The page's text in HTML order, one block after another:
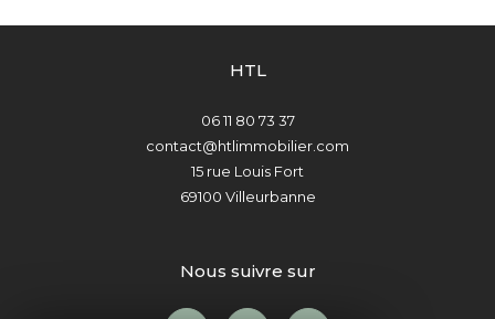
HTL
06 11 80 73 37
contact@htlimmobilier.com
15 rue Louis Fort
69100
Villeurbanne
nous suivre sur